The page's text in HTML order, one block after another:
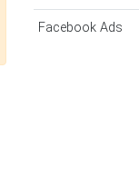
Facebook Ads